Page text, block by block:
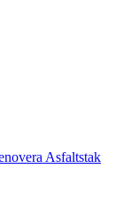
Asfaltstak